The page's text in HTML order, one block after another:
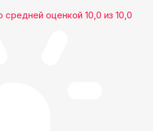
средней оценкой 10,0 из 10,0